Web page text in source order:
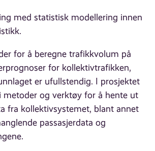
med statistisk modellering innen
for å beregne trafikkvolum på
for kollektivtrafikken,
er ufullstendig. I prosjektet
metoder og verktøy for å hente ut
fra kollektivsystemet, blant annet
passasjerdata og